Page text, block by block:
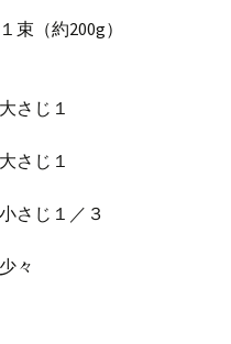
200g）
１
１
じ１／３